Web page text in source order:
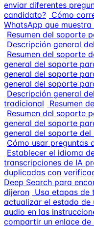
enviar diferentes
candidato? Cómo
WhatsApp que
Resumen del soporte
Descripción general
Resumen del soporte
general del soporte
general del soporte
general del soporte
Descripción general
tradicional
Resumen
Resumen del soporte
general del soporte
general del soporte
Cómo usar preguntas
Establecer el idioma
transcripciones de IA
duplicadas con
Deep Search para
dijeron Usa etapas de
actualizar el estado de
audio en las
compartir un enlace de